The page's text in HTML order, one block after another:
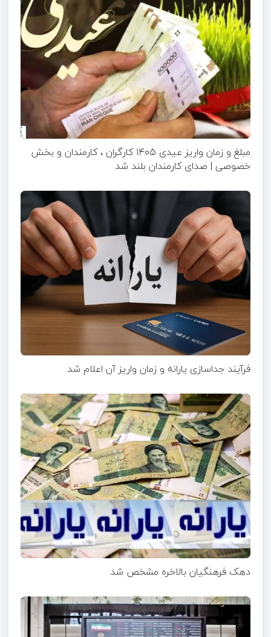
مبلغ و زمان واریز عیدی ۱۴۰۵ کارگران ، کارمندان و بخش
خصوصی | صدای کارمندان بلند شد
فرآیند جداسازی یارانه و زمان واریز آن اعلام شد
دهک فرهنگیان بالاخره مشخص شد